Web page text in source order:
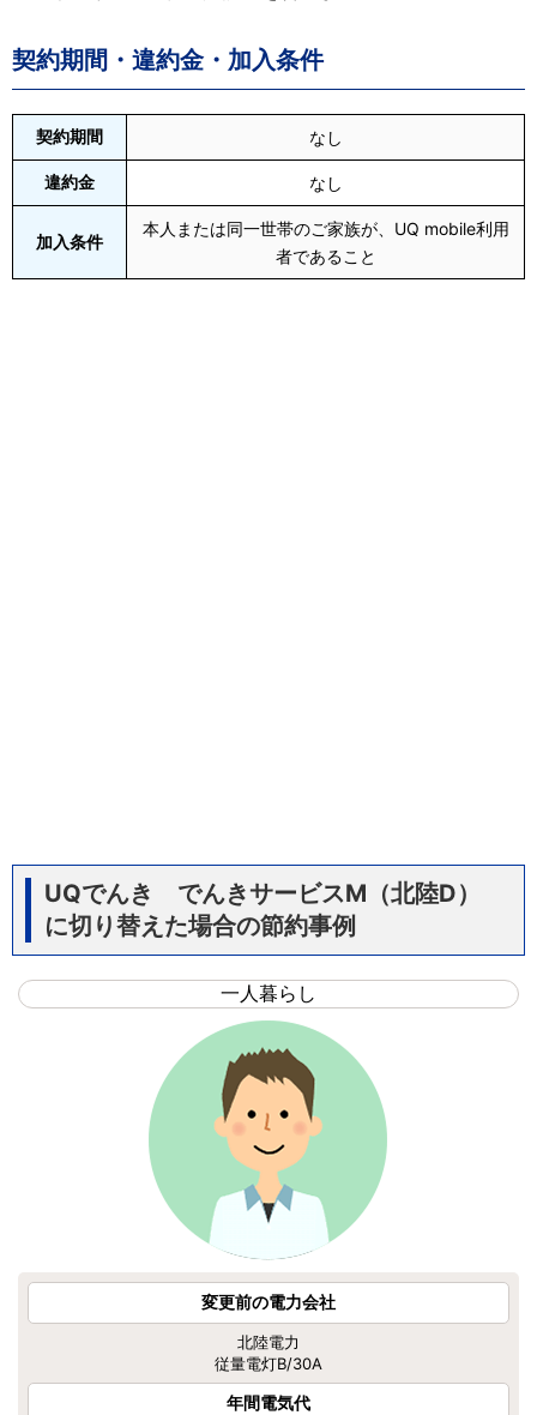
契約期間・違約金・加入条件
契約期間 なし
違約金 なし
加入条件
本人または同一世帯のご家族が、UQ mobile利用
者であること
UQでんき でんきサービスM（北陸D）
に切り替えた場合の節約事例
一人暮らし
変更前の電力会社
北陸電力
従量電灯B/30A
年間電気代